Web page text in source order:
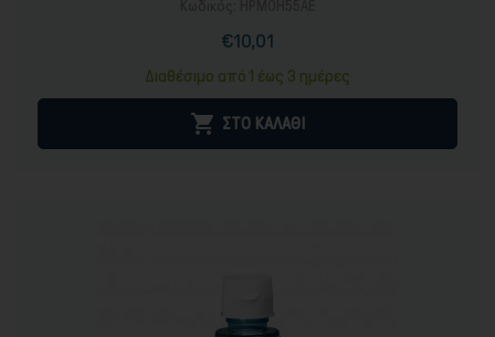
Τιμή
€10,01Κανονική
Διαθέσιμο από 1 έως 3 ημέρες
 ΣΤΟ ΚΑΛΑΘΙ